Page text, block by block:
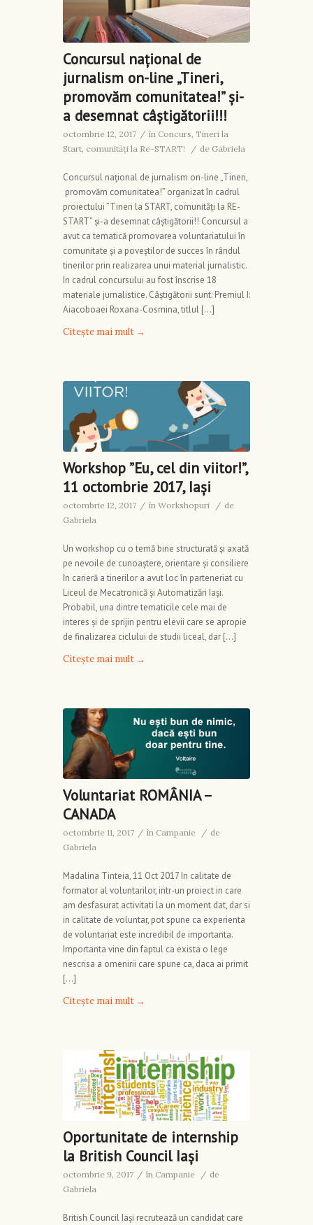
Concursul național de
jurnalism on-line „Tineri,
promovăm comunitatea!” și-
a desemnat câștigătorii!!!
octombrie 12, 2017 / în Concurs, Tineri la
Start, comunități la Re-START!
/ de Gabriela
Concursul național de jurnalism on-line „Tineri,
promovăm comunitatea!” organizat în cadrul
proiectului ”Tineri la START, comunități la RE-
START” și-a desemnat câștigătorii!! Concursul a
avut ca tematică promovarea voluntariatului în
comunitate și a poveștilor de succes în rândul
tinerilor prin realizarea unui material jurnalistic.
In cadrul concursului au fost înscrise 18
materiale jurnalistice. Câștigătorii sunt: Premiul I:
Aiacoboaei Roxana-Cosmina, titlul […]
Citește mai mult →
Workshop ”Eu, cel din viitor!”,
11 octombrie 2017, Iași
octombrie 12, 2017 / în Workshopuri / de
Gabriela
Un workshop cu o temă bine structurată și axată
pe nevoile de cunoaștere, orientare și consiliere
în carieră a tinerilor a avut loc în parteneriat cu
Liceul de Mecatronică și Automatizări Iași.
Probabil, una dintre tematicile cele mai de
interes și de sprijin pentru elevii care se apropie
de finalizarea ciclului de studii liceal, dar […]
Citește mai mult →
Voluntariat ROMÂNIA –
CANADA
octombrie 11, 2017 / în Campanie / de
Gabriela
Madalina Tinteia, 11 Oct 2017 In calitate de
formator al voluntarilor, intr-un proiect in care
am desfasurat activitati la un moment dat, dar si
in calitate de voluntar, pot spune ca experienta
de voluntariat este incredibil de importanta.
Importanta vine din faptul ca exista o lege
nescrisa a omenirii care spune ca, daca ai primit
[…]
Citește mai mult →
Oportunitate de internship
la British Council Iași
octombrie 9, 2017 / în Campanie / de
Gabriela
British Council Iaşi recrutează un candidat care